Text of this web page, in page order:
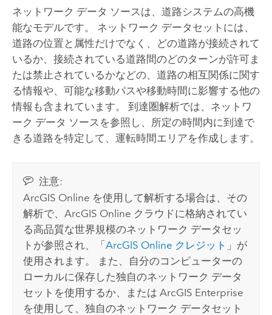
ネットワーク データ ソースは、道路システムの高機
能なモデルです。 ネットワーク データセットには、
道路の位置と属性だけでなく、どの道路が接続されて
いるか、接続されている道路間のどのターンが許可ま
たは禁止されているかなどの、道路の相互関係に関す
る情報や、可能な移動パスや移動時間に影響する他の
情報も含まれています。 到達圏解析では、ネットワ
ーク データ ソースを参照し、所定の時間内に到達で
きる道路を特定して、運転時間エリアを作成します。
注意:
ArcGIS Online を使用して解析する場合は、その
解析で、ArcGIS Online クラウドに格納されてい
る高品質な世界規模のネットワーク データセッ
トが参照され、「ArcGIS Online クレジット 」が
使用されます。 また、自分のコンピューターの
ローカルに保存した独自のネットワーク データ
セットを使用するか、またはArcGIS Enterprise
を使用して、独自のネットワーク データセット